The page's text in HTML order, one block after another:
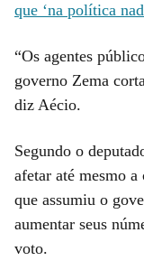
que ‘na política
“Os agentes
governo Zema
diz Aécio.
Segundo o
afetar até mesmo
que assumiu o
aumentar seus
voto.